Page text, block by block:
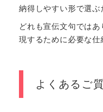
納得しやすい形で選ぶ
どれも宣伝文句では
現するために必要な仕
よくあるご